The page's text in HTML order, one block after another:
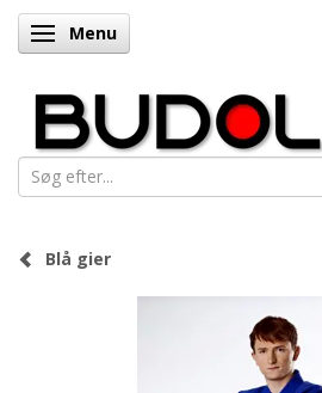
Skifte navigation
Menu
Blå gier